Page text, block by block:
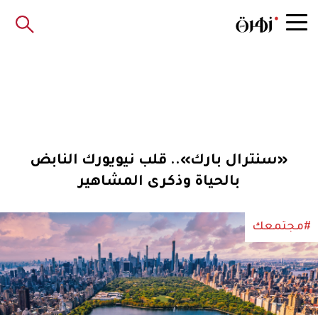
«سنترال بارك».. قلب نيويورك النابض
بالحياة وذكرى المشاهير
#مجتمعك